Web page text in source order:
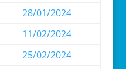
28/01/2024
11/02/2024
25/02/2024